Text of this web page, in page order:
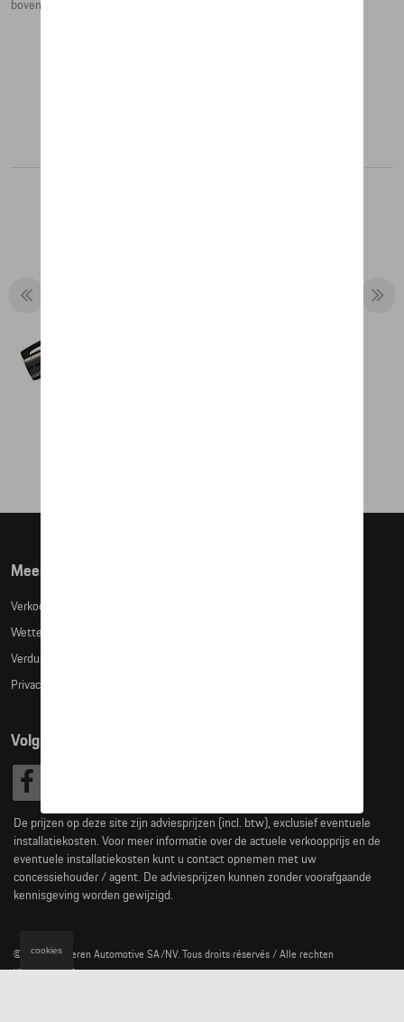
bovenzijde geëmailleerd.
Meer info
Verkoopsvoorwaarden
Wettelijke bepalingen
Verduidelijking kledingmaten
Privacybeleid
Volg Ons
De prijzen op deze site zijn adviesprijzen (incl. btw), exclusief eventuele
installatiekosten. Voor meer informatie over de actuele verkoopprijs en de
eventuele installatiekosten kunt u contact opnemen met uw
concessiehouder / agent. De adviesprijzen kunnen zonder voorafgaande
kennisgeving worden gewijzigd.
© 2026 D'Ieteren Automotive SA/NV. Tous droits réservés / Alle rechten
voorbehouden.
cookies